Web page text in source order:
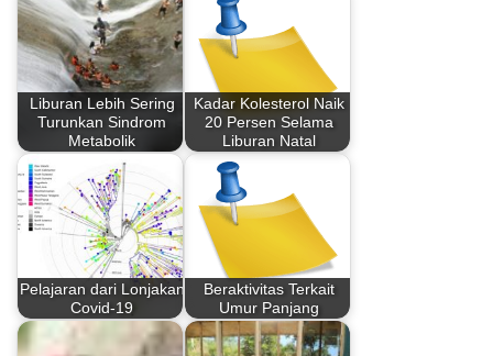
Liburan Lebih Sering
Turunkan Sindrom
Metabolik
Kadar Kolesterol Naik
20 Persen Selama
Liburan Natal
Pelajaran dari Lonjakan
Covid-19
Beraktivitas Terkait
Umur Panjang